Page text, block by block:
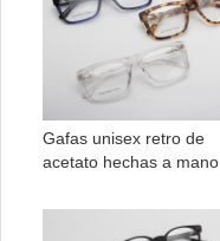
Gafas unisex retro de
acetato hechas a mano